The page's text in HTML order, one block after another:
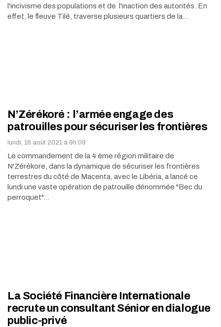
l'incivisme des populations et de l'inaction des autorités. En
effet, le fleuve Tilé, traverse plusieurs quartiers de la…
N’Zérékoré : l’armée engage des
patrouilles pour sécuriser les frontières
lundi, 16 août 2021 à 9h:09
Le commandement de la 4 ème région militaire de
N'Zérékore, dans la dynamique de sécuriser les frontières
terrestres du côté de Macenta, avec le Libéria, a lancé ce
lundi une vaste opération de patrouille dénommée "Bec du
perroquet"…
La Société Financière Internationale
recrute un consultant Sénior en dialogue
public-privé